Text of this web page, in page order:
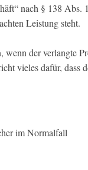
nach § 138 Abs. 1
Leistung steht.
wenn der verlangte
vieles dafür, dass
im Normalfall